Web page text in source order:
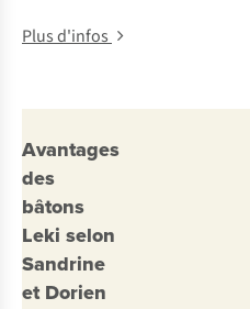
Plus d'infos
Avantages
des
bâtons
Leki selon
Sandrine
et Dorien